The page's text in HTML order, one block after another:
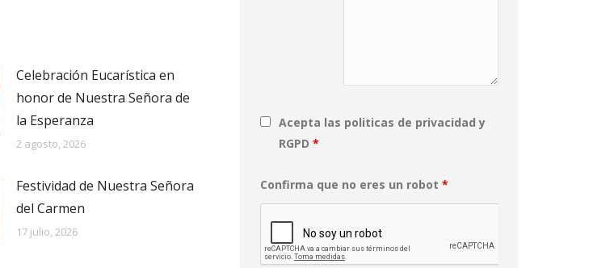
Celebración Eucarística en
honor de Nuestra Señora de
la Esperanza
2 agosto, 2026
Festividad de Nuestra Señora
del Carmen
17 julio, 2026
Acepta las politicas de privacidad y
RGPD *
Confirma que no eres un robot *